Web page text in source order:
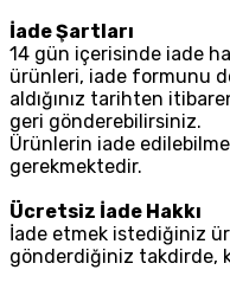
İade Şartları
14 gün içerisinde iade
ürünleri, iade formunu
aldığınız tarihten
geri gönderebilirsiniz.
Ürünlerin iade
gerekmektedir.
Ücretsiz İade Hakkı
İade etmek istediğiniz
gönderdiğiniz takdirde,